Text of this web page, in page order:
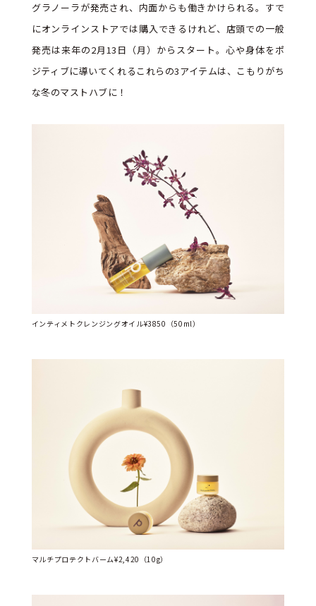
グラノーラが発売され、内面からも働きかけられる。すで
にオンラインストアでは購入できるけれど、店頭での一般
発売は来年の2月13日（月）からスタート。心や身体をポ
ジティブに導いてくれるこれらの3アイテムは、こもりがち
な冬のマストハブに！
インティメトクレンジングオイル¥3850（50ml）
マルチプロテクトバーム¥2,420（10g）